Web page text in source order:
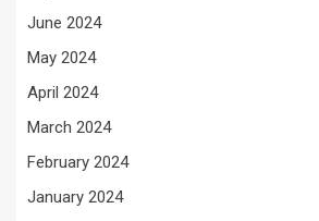
June 2024
May 2024
April 2024
March 2024
February 2024
January 2024